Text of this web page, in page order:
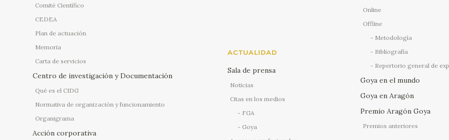
Comité Científico
CEDEA
Plan de actuación
Memoria
Carta de servicios
Centro de investigación y Documentación
Qué es el CIDG
Normativa de organización y funcionamiento
Organigrama
Acción corporativa
ACTUALIDAD
Sala de prensa
Noticias
Citas en los medios
FGA
Goya
Online
Offline
Metodología
Bibliografía
Repertorio general de
Goya en el mundo
Goya en Aragón
Premio Aragón Goya
Premios anteriores